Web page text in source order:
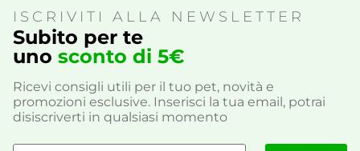
ISCRIVITI ALLA NEWSLETTER
Subito per te
uno sconto di 5€
Ricevi consigli utili per il tuo pet, novità e
promozioni esclusive. Inserisci la tua email, potrai
disiscriverti in qualsiasi momento